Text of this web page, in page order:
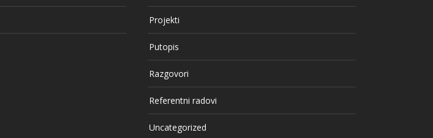
Projekti
Putopis
Razgovori
Referentni radovi
Uncategorized